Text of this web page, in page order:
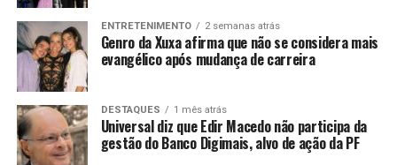
ENTRETENIMENTO 2 semanas atrás
Genro da Xuxa afirma que não se considera mais
evangélico após mudança de carreira
DESTAQUES 1 mês atrás
Universal diz que Edir Macedo não participa da
gestão do Banco Digimais, alvo de ação da PF